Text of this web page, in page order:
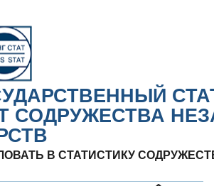
СОДРУЖЕСТВА
В СТАТИСТИКУ